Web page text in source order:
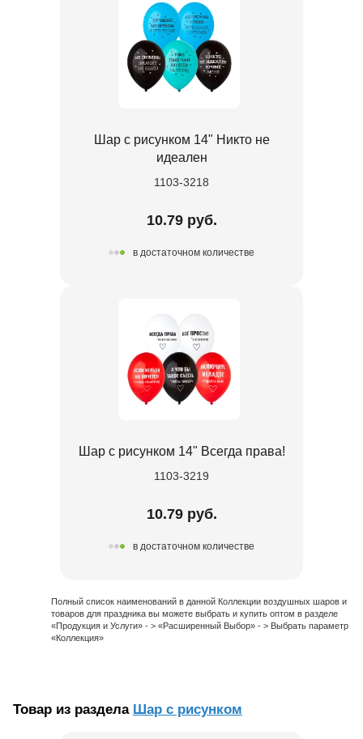
Шар с рисунком 14" Никто не
идеален
1103-3218
10.79 руб.
в достаточном количестве
Шар с рисунком 14" Всегда права!
1103-3219
10.79 руб.
в достаточном количестве
Полный список наименований в данной Коллекции воздушных шаров и
товаров для праздника вы можете выбрать и купить оптом в разделе
«Продукция и Услуги» - > «Расширенный Выбор» - > Выбрать параметр
«Коллекция»
Товар из раздела Шар с рисунком